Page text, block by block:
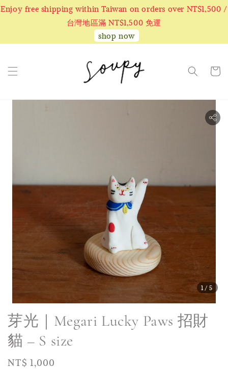
Enjoy free shipping within Taiwan on orders over NT$1,500 /
台灣地區滿 NT$1,500 免運
shop now
1 /5
芽光｜Megari Lucky Paws 招財
貓 – S size
Regular
NT$ 1,000